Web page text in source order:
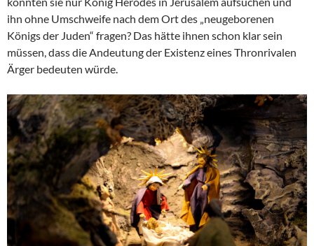
ihn ohne Umschweife nach dem Ort des „neugeborenen
Königs der Juden“ fragen? Das hätte ihnen schon klar sein
müssen, dass die Andeutung der Existenz eines Thronrivalen
Ärger bedeuten würde.